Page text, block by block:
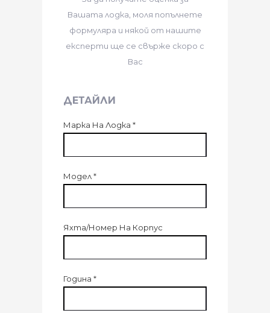
Вашата лодка, моля попълнете
формуляра и някой от нашите
експерти ще се свърже скоро с
Вас
ДЕТАЙЛИ
Марка На Лодка *
Модел*
Яхта/Номер На Корпус
Година *